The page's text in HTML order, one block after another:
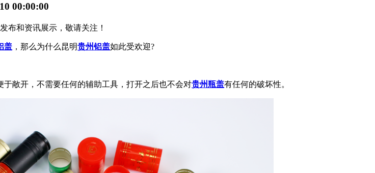
00:00:00
布和资讯展示，敬请关注！
盖 ，那么为什么昆明贵州铝盖如此受欢迎?
敞开，不需要任何的辅助工具，打开之后也不会对贵州瓶盖有任何的破坏性。